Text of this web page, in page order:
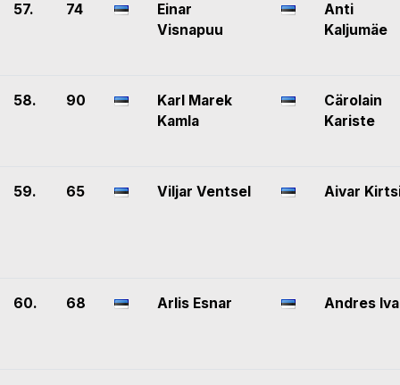
57. 74
Einar
Visnapuu
Anti
Kaljumäe
58. 90
Karl Marek
Kamla
Cärolain
Kariste
59. 65 Viljar Ventsel Aivar
60. 68 Arlis Esnar Andres Iva